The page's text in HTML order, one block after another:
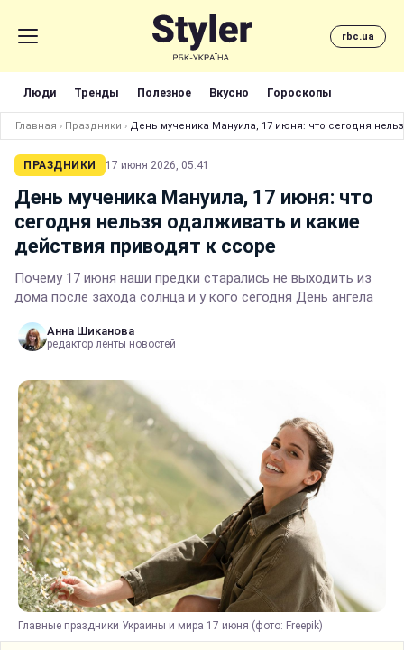
rbc.ua
Люди Тренды Полезное Вкусно Гороскопы
Главная › Праздники › День мученика Мануила, 17 июня: что сегодня
ПРАЗДНИКИ 17 июня 2026, 05:41
День мученика Мануила, 17 июня: что
сегодня нельзя одалживать и какие
действия приводят к ссоре
Почему 17 июня наши предки старались не выходить из
дома после захода солнца и у кого сегодня День ангела
Анна Шиканова
редактор ленты новостей
Главные праздники Украины и мира 17 июня (фото: Freepik)